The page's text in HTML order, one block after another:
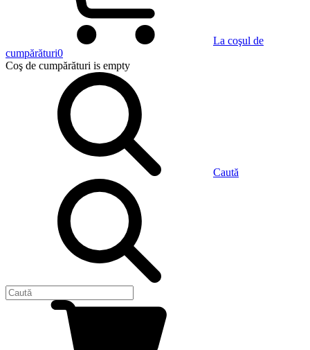
La coşul de
cumpărături0
Coş de cumpărături is empty
Caută